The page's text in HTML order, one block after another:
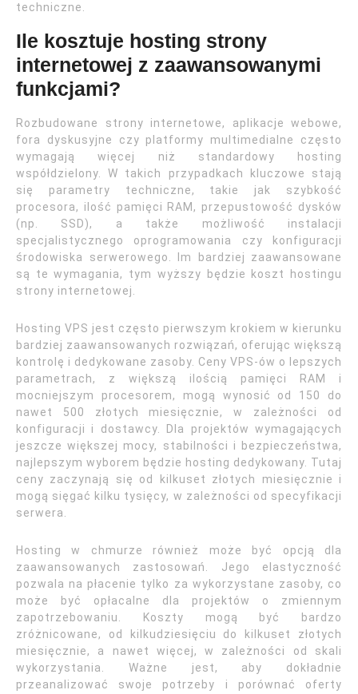
techniczne.
Ile kosztuje hosting strony
internetowej z zaawansowanymi
funkcjami?
Rozbudowane strony internetowe, aplikacje webowe,
fora dyskusyjne czy platformy multimedialne często
wymagają więcej niż standardowy hosting
współdzielony. W takich przypadkach kluczowe stają
się parametry techniczne, takie jak szybkość
procesora, ilość pamięci RAM, przepustowość dysków
(np. SSD), a także możliwość instalacji
specjalistycznego oprogramowania czy konfiguracji
środowiska serwerowego. Im bardziej zaawansowane
są te wymagania, tym wyższy będzie koszt hostingu
strony internetowej.
Hosting VPS jest często pierwszym krokiem w kierunku
bardziej zaawansowanych rozwiązań, oferując większą
kontrolę i dedykowane zasoby. Ceny VPS-ów o lepszych
parametrach, z większą ilością pamięci RAM i
mocniejszym procesorem, mogą wynosić od 150 do
nawet 500 złotych miesięcznie, w zależności od
konfiguracji i dostawcy. Dla projektów wymagających
jeszcze większej mocy, stabilności i bezpieczeństwa,
najlepszym wyborem będzie hosting dedykowany. Tutaj
ceny zaczynają się od kilkuset złotych miesięcznie i
mogą sięgać kilku tysięcy, w zależności od specyfikacji
serwera.
Hosting w chmurze również może być opcją dla
zaawansowanych zastosowań. Jego elastyczność
pozwala na płacenie tylko za wykorzystane zasoby, co
może być opłacalne dla projektów o zmiennym
zapotrzebowaniu. Koszty mogą być bardzo
zróżnicowane, od kilkudziesięciu do kilkuset złotych
miesięcznie, a nawet więcej, w zależności od skali
wykorzystania. Ważne jest, aby dokładnie
przeanalizować swoje potrzeby i porównać oferty